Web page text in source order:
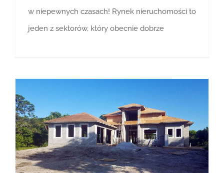
w niepewnych czasach! Rynek nieruchomości to
jeden z sektorów, który obecnie dobrze